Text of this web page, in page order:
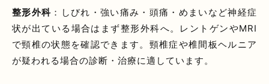
整形外科 ：しびれ・強い痛み・頭痛・めまいなど神経症
状が出ている場合はまず整形外科へ。レントゲンやMRI
で頸椎の状態を確認できます。頸椎症や椎間板ヘルニア
が疑われる場合の診断・治療に適しています。